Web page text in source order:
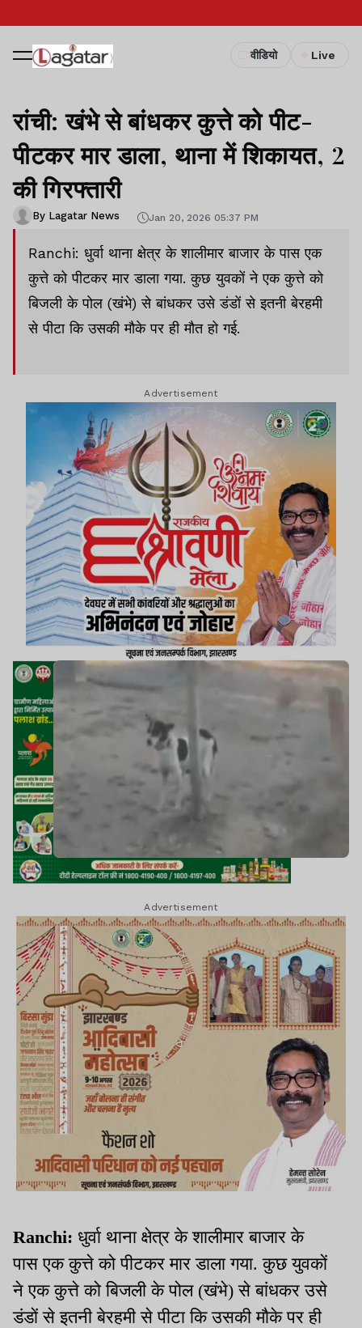
वीडियो Live
रांची: खंभे से बांधकर कुत्ते को पीट-
पीटकर मार डाला, थाना में शिकायत, 2
की गिरफ्तारी
By Lagatar News Jan 20, 2026 05:37 PM
Ranchi: धुर्वा थाना क्षेत्र के शालीमार बाजार के पास एक
कुत्ते को पीटकर मार डाला गया. कुछ युवकों ने एक कुत्ते को
बिजली के पोल (खंभे) से बांधकर उसे डंडों से इतनी बेरहमी
से पीटा कि उसकी मौके पर ही मौत हो गई.
Advertisement
Advertisement
Ranchi: धुर्वा थाना क्षेत्र के शालीमार बाजार के
पास एक कुत्ते को पीटकर मार डाला गया. कुछ युवकों
ने एक कुत्ते को बिजली के पोल (खंभे) से बांधकर उसे
डंडों से इतनी बेरहमी से पीटा कि उसकी मौके पर ही